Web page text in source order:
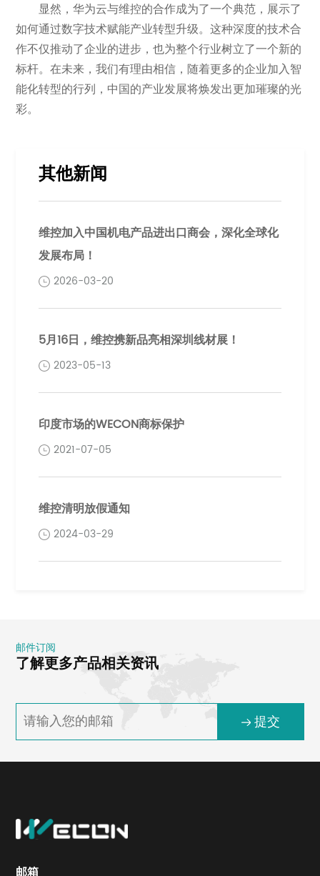
显然，华为云与维控的合作成为了一个典范，展示了
如何通过数字技术赋能产业转型升级。这种深度的技术合
作不仅推动了企业的进步，也为整个行业树立了一个新的
标杆。在未来，我们有理由相信，随着更多的企业加入智
能化转型的行列，中国的产业发展将焕发出更加璀璨的光
彩。
其他新闻
维控加入中国机电产品进出口商会，深化全球化
发展布局！
2026-03-20
5月16日，维控携新品亮相深圳线材展！
2023-05-13
印度市场的WECON商标保护
2021-07-05
维控清明放假通知
2024-03-29
邮件订阅
了解更多产品相关资讯
提交